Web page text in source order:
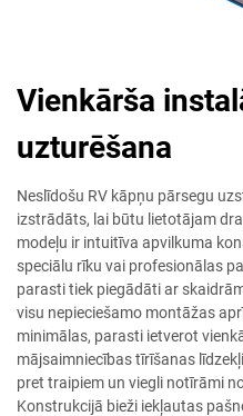
Vienkārša
uzturēšana
Neslīdošu RV kāpņu pārsegu
izstrādāts, lai būtu lietotājam
modeļu ir intuitīva apvilkuma
speciālu rīku vai profesionālas
parasti tiek piegādāti ar
visu nepieciešamo montāžas
minimālas, parasti ietverot
mājsaimniecības tīrīšanas
pret traipiem un viegli notīrāmi
Konstrukcijā bieži iekļautas